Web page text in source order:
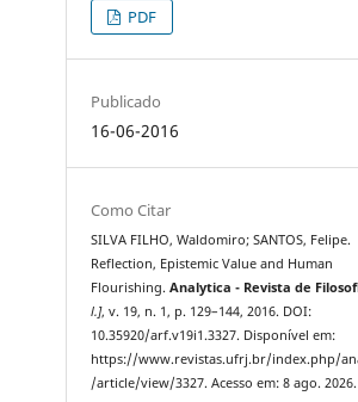
PDF
Publicado
16-06-2016
Como Citar
SILVA FILHO, Waldomiro; SANTOS, Felipe.
Reflection, Epistemic Value and Human
Flourishing.Analytica - Revista de
l.], v. 19, n. 1, p. 129–144, 2016. DOI:
10.35920/arf.v19i1.3327. Disponível em:
https://www.revistas.ufrj.br/index.php/
/article/view/3327. Acesso em: 8 ago. 2026.